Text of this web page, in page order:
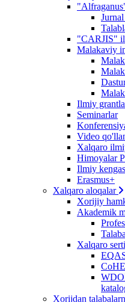
"CARJIS"
Malakaviy
Ilmiy
Seminarlar
Video
Xalqaro
Himoyalar
Ilmiy
Erasmus+
Xalqaro aloqalar
Xorijiy
Akademik
Xalqaro
Xorijdan